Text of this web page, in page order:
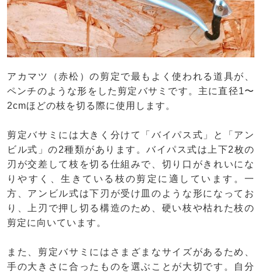
アカマツ（赤松）の剪定で最もよく使われる道具が、
ペンチのような形をした剪定バサミです。主に直径1〜
2cmほどの枝を切る際に使用します。
剪定バサミには大きく分けて「バイパス式」と「アン
ビル式」の2種類があります。バイパス式は上下2枚の
刃が交差して枝を切る仕組みで、切り口がきれいにな
りやすく、生きている枝の剪定に適しています。一
方、アンビル式は下刃が受け皿のような形になってお
り、上刃で押し切る構造のため、硬い枝や枯れた枝の
剪定に向いています。
また、剪定バサミにはさまざまなサイズがあるため、
手の大きさに合ったものを選ぶことが大切です。自分